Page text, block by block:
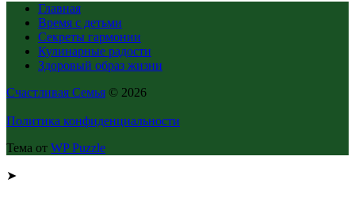
Главная
Время с детьми
Секреты гармонии
Кулинарные радости
Здоровый образ жизни
Счастливая Семья © 2026
Политика конфиденциальности
Тема от WP Puzzle
➤